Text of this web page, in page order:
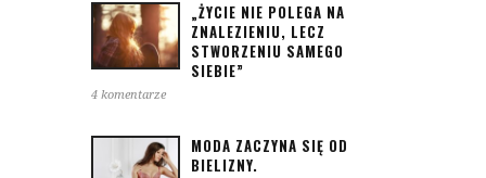
„ŻYCIE NIE POLEGA NA
ZNALEZIENIU, LECZ
STWORZENIU SAMEGO
SIEBIE”
4 komentarze
MODA ZACZYNA SIĘ OD
BIELIZNY.